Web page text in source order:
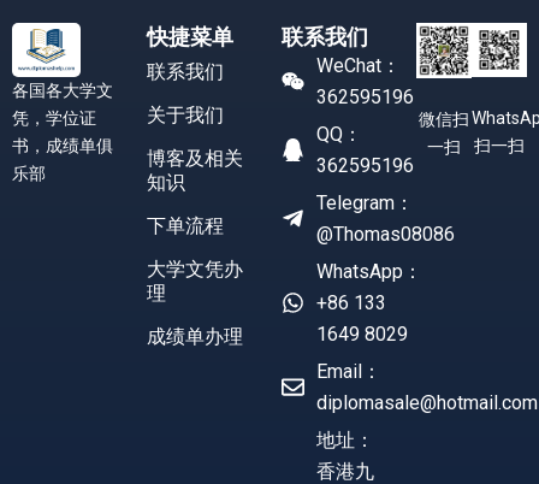
各国各大学文
凭，学位证
书，成绩单俱
乐部
快捷菜单
联系我们
关于我们
博客及相关
知识
下单流程
大学文凭办
理
成绩单办理
联系我们
WeChat：
362595196
QQ：
362595196
Telegram：
@Thomas08086
WhatsApp：
+86 133
1649 8029
Email：
diplomasale@hotmail.com
地址：
香港九
微信扫
一扫
扫一扫